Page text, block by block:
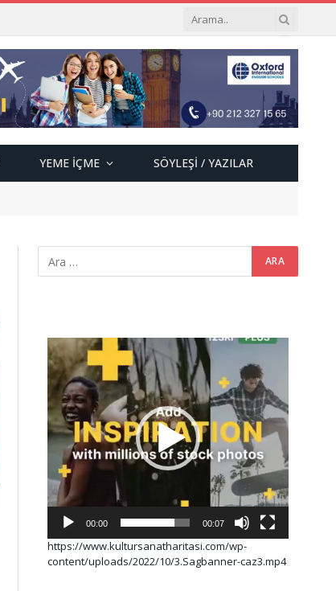
YEME İÇME SÖYLEŞI / YAZILAR
Video
oynatıcı
00:00 00:07
https://www.kultursanatharitasi.com/wp-
content/uploads/2022/10/3.Sagbanner-caz3.mp4